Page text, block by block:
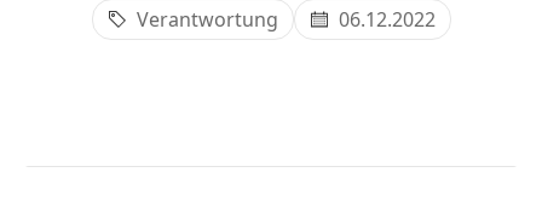
Verantwortung 06.12.2022